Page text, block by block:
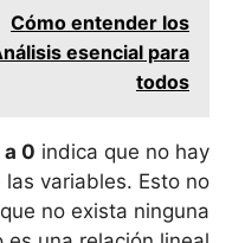
Cómo entender los
esencial para
todos
0 indica ‍que no hay
variables. Esto no
no exista ninguna